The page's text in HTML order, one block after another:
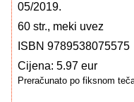
05/2019.
60 str., meki uvez
ISBN 9789538075575
Cijena: 5.97 eur
Preračunato po fiksnom